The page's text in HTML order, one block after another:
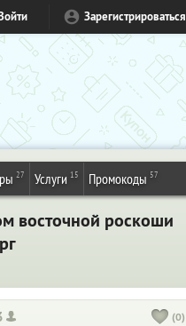
Зарегистрироваться
27 Услуги 15 Промокоды 57
восточной роскоши
(0)